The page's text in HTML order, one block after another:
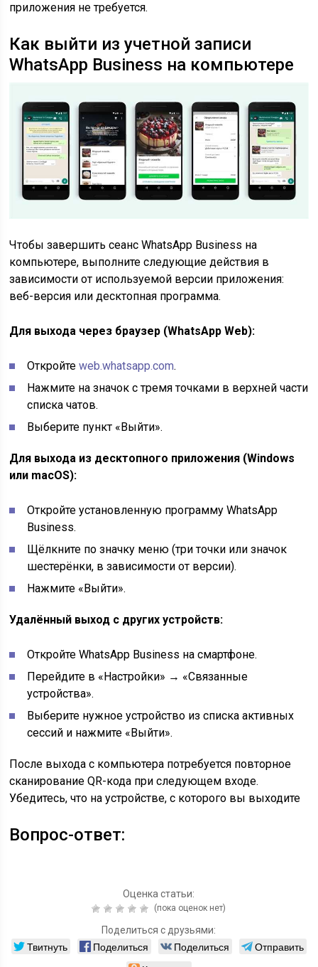
приложения не требуется.
Как выйти из учетной записи
WhatsApp Business на компьютере
Чтобы завершить сеанс WhatsApp Business на
компьютере, выполните следующие действия в
зависимости от используемой версии приложения:
веб-версия или десктопная программа.
Для выхода через браузер (WhatsApp Web):
Откройтеweb.whatsapp.com.
Нажмите на значок с тремя точками в верхней части
списка чатов.
Выберите пункт «Выйти».
Для выхода из десктопного приложения (Windows
или macOS):
Откройте установленную программу WhatsApp
Business.
Щёлкните по значку меню (три точки или значок
шестерёнки, в зависимости от версии).
Нажмите «Выйти».
Удалённый выход с других устройств:
Откройте WhatsApp Business на смартфоне.
Перейдите в «Настройки» → «Связанные
устройства».
Выберите нужное устройство из списка активных
сессий и нажмите «Выйти».
После выхода с компьютера потребуется повторное
сканирование QR-кода при следующем входе.
Убедитесь, что на устройстве, с которого вы выходите
Вопрос-ответ:
Оценка статьи:
(пока оценок нет)
Поделиться с друзьями:
Твитнуть Поделиться Поделиться
Отправить